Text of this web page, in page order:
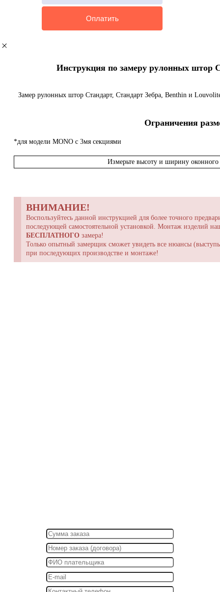
Инструкция по замеру рулонных штор
Замер рулонных штор Стандарт, Стандарт Зебра, Benthin и
Ограничения
*для модели MONO с 3мя секциями
Измерьте высоту и ширину оконного
ВНИМАНИЕ!
Воспользуйтесь данной инструкцией для более точного
последующей самостоятельной установкой. Монтаж изделий
БЕСПЛАТНОГО замера!
Только опытный замерщик сможет увидеть все нюансы
при последующих производстве и монтаже!